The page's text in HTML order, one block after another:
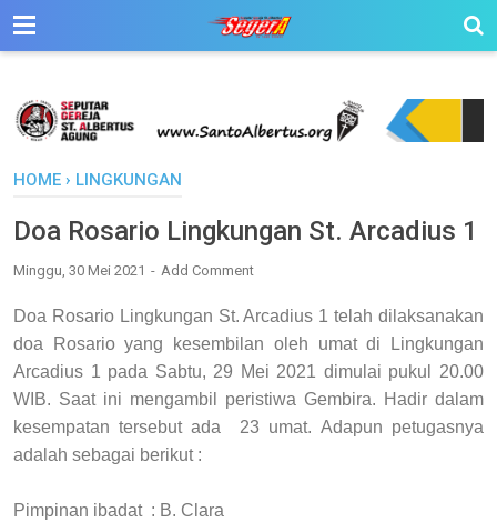
HOME › LINGKUNGAN
Doa Rosario Lingkungan St. Arcadius 1
Minggu, 30 Mei 2021 Add Comment
Doa Rosario Lingkungan St. Arcadius 1 telah dilaksanakan
doa Rosario yang kesembilan oleh umat di Lingkungan
Arcadius 1 pada Sabtu, 29 Mei 2021 dimulai pukul 20.00
WIB. Saat ini mengambil peristiwa Gembira. Hadir dalam
kesempatan tersebut ada 23 umat. Adapun petugasnya
adalah sebagai berikut :
Pimpinan ibadat : B. Clara